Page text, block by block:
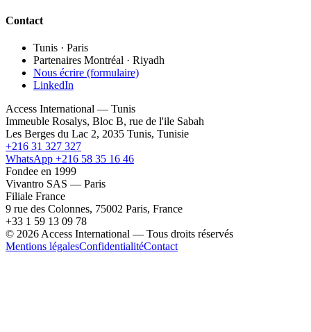
Contact
Tunis · Paris
Partenaires Montréal · Riyadh
Nous écrire (formulaire)
LinkedIn
Access International — Tunis
Immeuble Rosalys, Bloc B, rue de l'ile Sabah
Les Berges du Lac 2, 2035 Tunis, Tunisie
+216 31 327 327
WhatsApp +216 58 35 16 46
Fondee en 1999
Vivantro SAS — Paris
Filiale France
9 rue des Colonnes, 75002 Paris, France
+33 1 59 13 09 78
© 2026 Access International — Tous droits réservés
Mentions légalesConfidentialitéContact